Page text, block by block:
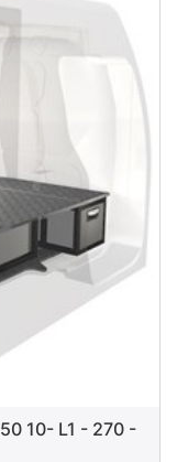
10- L1 - 270 -